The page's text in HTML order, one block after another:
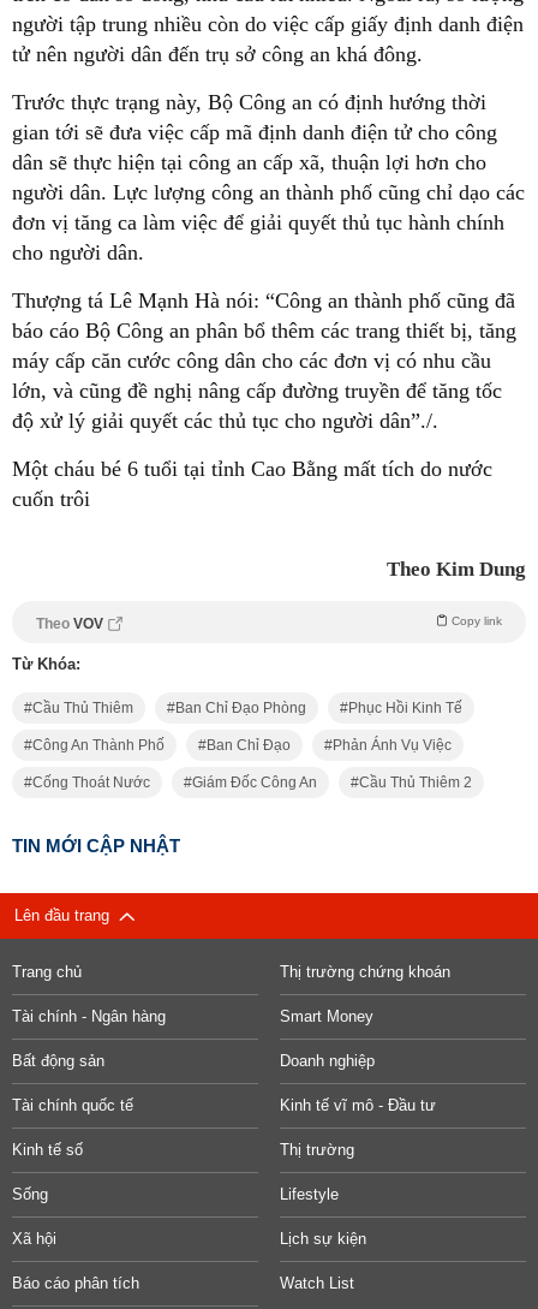
người tập trung nhiều còn do việc cấp giấy định danh điện
tử nên người dân đến trụ sở công an khá đông.
Trước thực trạng này, Bộ Công an có định hướng thời
gian tới sẽ đưa việc cấp mã định danh điện tử cho công
dân sẽ thực hiện tại công an cấp xã, thuận lợi hơn cho
người dân. Lực lượng công an thành phố cũng chỉ dạo các
đơn vị tăng ca làm việc để giải quyết thủ tục hành chính
cho người dân.
Thượng tá Lê Mạnh Hà nói: “Công an thành phố cũng đã
báo cáo Bộ Công an phân bổ thêm các trang thiết bị, tăng
máy cấp căn cước công dân cho các đơn vị có nhu cầu
lớn, và cũng đề nghị nâng cấp đường truyền để tăng tốc
độ xử lý giải quyết các thủ tục cho người dân”./.
Một cháu bé 6 tuổi tại tỉnh Cao Bằng mất tích do nước
cuốn trôi
Theo Kim Dung
Theo VOV Copy link
Từ Khóa:
Cầu Thủ Thiêm Ban Chỉ Đạo Phòng Phục Hồi Kinh Tế
Công An Thành Phố Ban Chỉ Đạo Phản Ánh Vụ Việc
Cống Thoát Nước Giám Đốc Công An Cầu Thủ Thiêm 2
TIN MỚI CẬP NHẬT
Lên đầu trang
Trang chủ Thị trường chứng khoán
Tài chính - Ngân hàng Smart Money
Bất động sản Doanh nghiệp
Tài chính quốc tế Kinh tế vĩ mô - Đầu tư
Kinh tế số Thị trường
Sống Lifestyle
Xã hội Lịch sự kiện
Báo cáo phân tích Watch List